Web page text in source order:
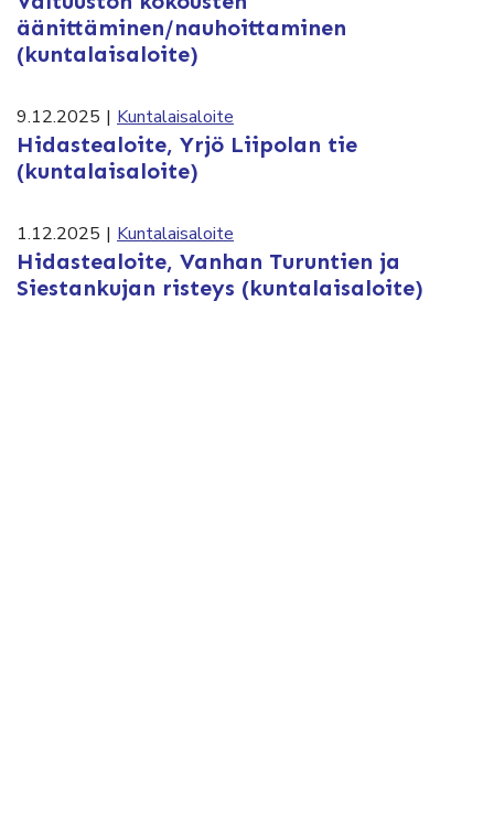
äänittäminen/nauhoittaminen
(kuntalaisaloite)
9.12.2025 | Kuntalaisaloite
Hidastealoite, Yrjö Liipolan tie
(kuntalaisaloite)
1.12.2025 | Kuntalaisaloite
Hidastealoite, Vanhan Turuntien ja
Siestankujan risteys (kuntalaisaloite)